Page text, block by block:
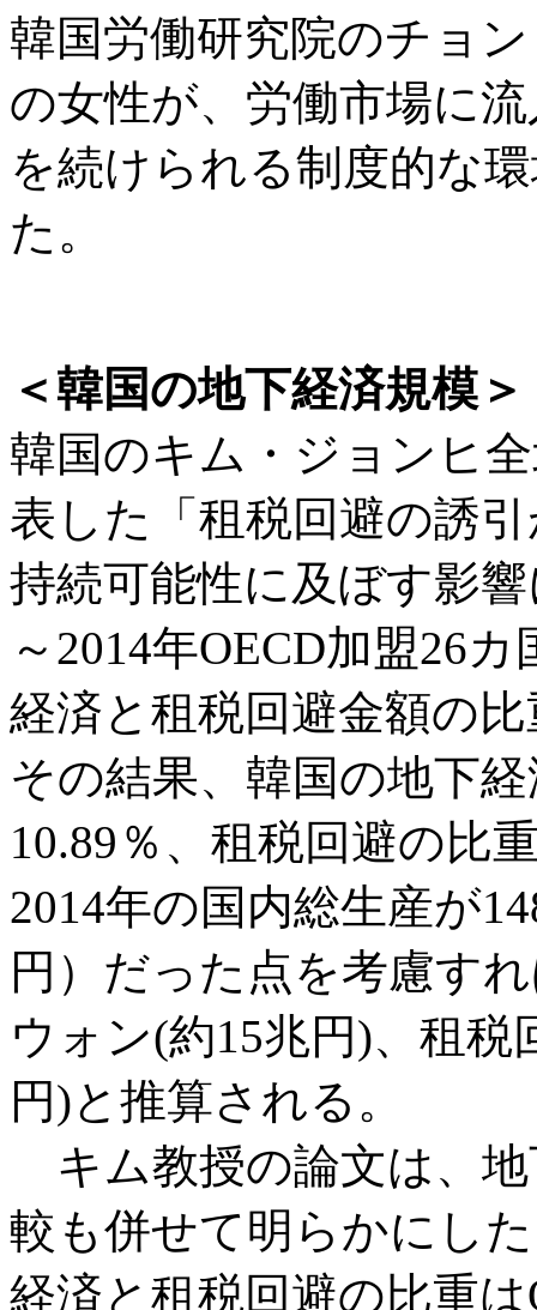
韓国労働研究院のチョ
の女性が、労働市場に
を続けられる制度的な
た。
＜韓国の地下経済規模＞
韓国のキム・ジョンヒ
表した「租税回避の誘
持続可能性に及ぼす影
～2014年OECD加盟26
経済と租税回避金額の
その結果、韓国の地下
10.89％、租税回避の比
2014年の国内総生産が
円）だった点を考慮す
ウォン(約15兆円)、租税
円)と推算される。
キム教授の論文は、
較も併せて明らかにし
経済と租税回避の比重